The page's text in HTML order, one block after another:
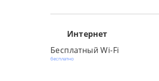
Интернет
Бесплатный Wi-Fi
бесплатно